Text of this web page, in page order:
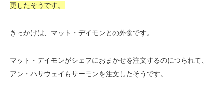
更したそうです。
きっかけは、マット・デイモンとの外食です。
マット・デイモンがシェフにおまかせを注文するのにつられて、
アン・ハサウェイもサーモンを注文したそうです。